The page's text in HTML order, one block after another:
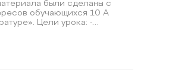
обучающихся 10 А